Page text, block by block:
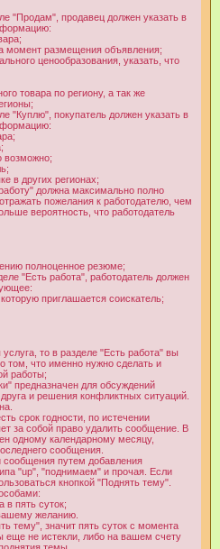
"Продам", продавец должен указать в
момент размещения объявления;
ценообразования, указать, что
товара по региону, а так же
"Куплю", покупатель должен указать в
возможно;
в других регионах;
должна максимально полно
пожелания к работодателю, чем
вероятность, что работодатель
полноценное резюме;
"Есть работа", работодатель должен
приглашается соискатель;
то в разделе "Есть работа" вы
том, что именно нужно сделать и
работы;
предназначен для обсуждений
и решения конфликтных ситуаций.
срок годности, по истечении
за собой право удалить сообщение. В
одному календарному месяцу,
сообщения.
путем добавления
"up", "поднимаем" и прочая. Если
кнопкой "Поднять тему".
в пять суток;
желанию.
тему", значит пять суток с момента
еще не истекли, либо на вашем счету